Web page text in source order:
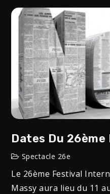
Dates Du
Spectacle 26e
Le 26ème Festival
Massy aura lieu du 11